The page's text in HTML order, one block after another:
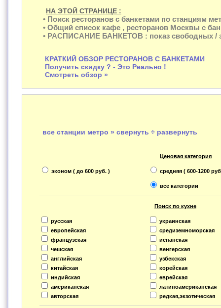
НА ЭТОЙ СТРАНИЦЕ :
• Поиск ресторанов с банкетами по станциям
• Общий список кафе , ресторанов Москвы с
• РАСПИСАНИЕ БАНКЕТОВ : показ свободных /
КРАТКИЙ ОБЗОР РЕСТОРАНОВ С БАНКЕТАМИ
Получить скидку ? - Это Реально !
Смотреть обзор »
все станции метро » свернуть ÷ развернуть
Ценовая категория
эконом ( до 600 руб. ) средняя ( 600-1200
все категории
Поиск по кухне
русская
украинская
европейская
средиземноморская
французская
испанская
чешская
венгерская
английская
узбекская
китайская
корейская
индийская
еврейская
американская
латиноамериканская
авторская
редкая,экзотическая